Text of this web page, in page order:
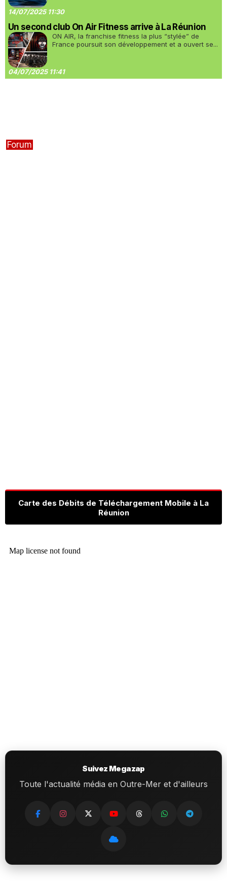
14/07/2025 11:30
Un second club On Air Fitness arrive à La Réunion
ON AIR, la franchise fitness la plus “stylée” de
France poursuit son développement et a ouvert se...
04/07/2025 11:41
Forum
Carte des Débits de Téléchargement Mobile à La
Réunion
Suivez Megazap
Toute l'actualité média en Outre-Mer et d'ailleurs